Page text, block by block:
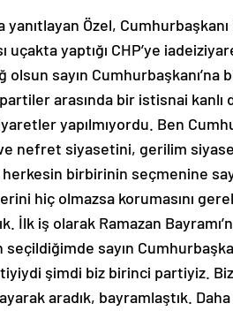
yanıtlayan Özel,
yaptığı CHP’ye
olsun sayın
arasında bir istisnai
yapılmıyordu. Ben
nefret siyasetini, gerilim
herkesin birbirinin seçmenine
hiç olmazsa korumasını
İlk iş olarak Ramazan
seçildiğimde sayın
şimdi biz birinci partiyiz.
aradık, bayramlaştık.